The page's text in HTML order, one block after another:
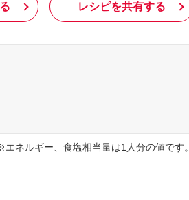
レシピを共有する
エネルギー、食塩相当量は1人分の値です。